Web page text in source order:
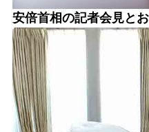
安倍首相の記者会見と